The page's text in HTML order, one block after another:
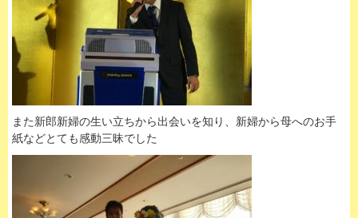
また新郎新婦の生い立ちから出会いを知り、新婦から母へのお手
紙などとても感動三昧でした